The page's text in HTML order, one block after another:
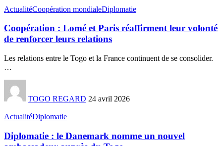
ActualitéCoopération mondialeDiplomatie
Coopération : Lomé et Paris réaffirment leur volonté
de renforcer leurs relations
Les relations entre le Togo et la France continuent de se consolider.
…
TOGO REGARD 24 avril 2026
ActualitéDiplomatie
Diplomatie : le Danemark nomme un nouvel